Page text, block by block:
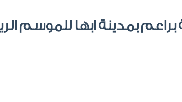
براعم بمدينة ابها للموسم